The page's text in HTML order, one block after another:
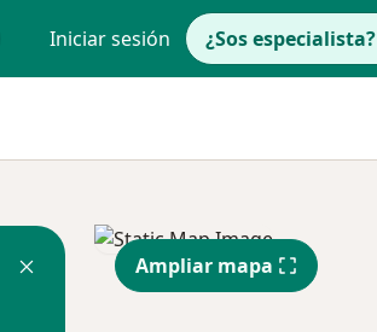
Iniciar sesión ¿Sos especialista?
Ampliar mapa